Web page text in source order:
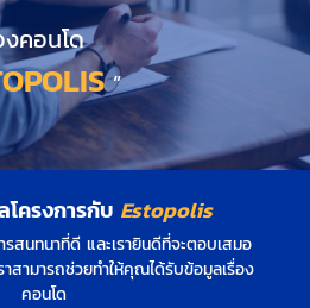
คอนโด
”
ครงการกับ Estopolis
สนทนาที่ดี และเรายินดีที่จะตอบเสมอ
สามารถช่วยทำให้คุณได้รับข้อมูลเรื่อง
คอนโด